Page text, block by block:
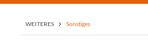
WEITERES Sonstiges